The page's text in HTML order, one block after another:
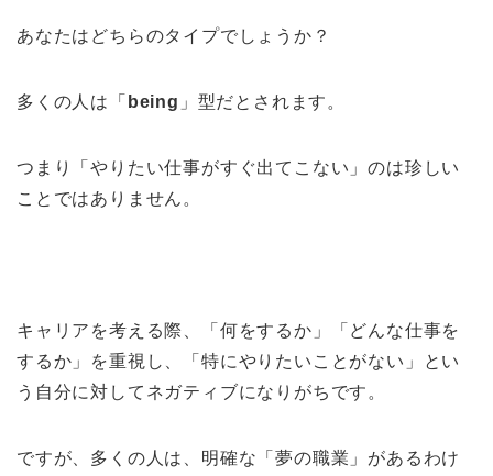
あなたはどちらのタイプでしょうか？
多くの人は「 being 」型だとされます。
つまり「やりたい仕事がすぐ出てこない」のは珍しい
ことではありません。
キャリアを考える際、「何をするか」「どんな仕事を
するか」を重視し、「特にやりたいことがない」とい
う自分に対してネガティブになりがちです。
ですが、多くの人は、明確な「夢の職業」があるわけ